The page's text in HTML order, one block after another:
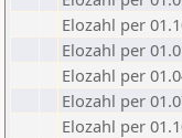
Elozahl per
Elozahl per
Elozahl per
Elozahl per
Elozahl per